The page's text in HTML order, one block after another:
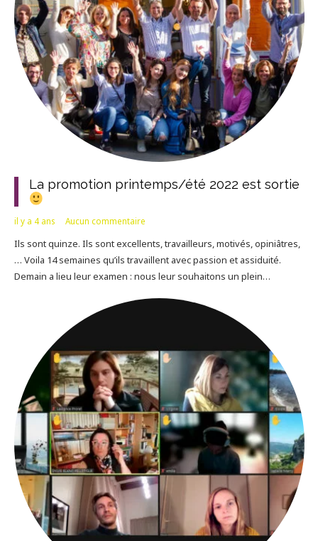
La promotion printemps/été 2022 est sortie
il y a 4 ans Aucun commentaire
Ils sont quinze. Ils sont excellents, travailleurs, motivés, opiniâtres,
… Voila 14 semaines qu’ils travaillent avec passion et assiduité.
Demain a lieu leur examen : nous leur souhaitons un plein…